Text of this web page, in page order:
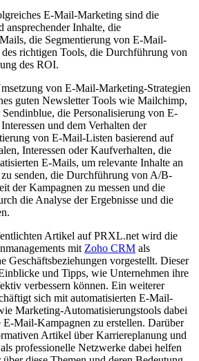
E-Mail-Marketing sind die
ansprechender Inhalte, die
die Segmentierung von E-Mail-
richtigen Tools, die Durchführung von
des ROI.
von E-Mail-Marketing-Strategien
guten Newsletter Tools wie Mailchimp,
die Personalisierung von E-
und dem Verhalten der
von E-Mail-Listen basierend auf
Interessen oder Kaufverhalten, die
E-Mails, um relevante Inhalte an
senden, die Durchführung von A/B-
der Kampagnen zu messen und die
die Analyse der Ergebnisse und die
Artikel auf PRXL.net wird die
mit Zoho CRM als
Geschäftsbeziehungen vorgestellt. Dieser
und Tipps, wie Unternehmen ihre
verbessern können. Ein weiterer
sich mit automatisierten E-Mail-
Marketing-Automatisierungstools dabei
Mail-Kampagnen zu erstellen. Darüber
Artikel über Karriereplanung und
professionelle Netzwerke dabei helfen